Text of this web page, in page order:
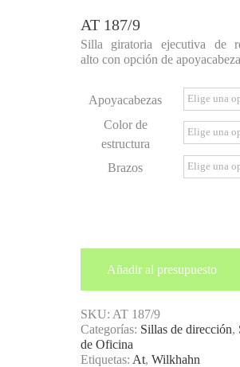
AT 187/9
Silla giratoria ejecutiva de
alto con opción de
Apoyacabezas
Color de
estructura
Brazos
Añadir al presupuesto
SKU: AT 187/9
Categorías: Sillas de dirección,
de Oficina
Etiquetas: At, Wilkhahn